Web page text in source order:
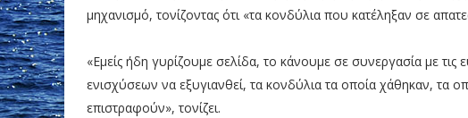
μηχανισμό, τονίζοντας ότι «τα κονδύλια που κατέληξαν σε
«Εμείς ήδη γυρίζουμε σελίδα, το κάνουμε σε συνεργασία με
ενισχύσεων να εξυγιανθεί, τα κονδύλια τα οποία χάθηκαν, τα
επιστραφούν», τονίζει.